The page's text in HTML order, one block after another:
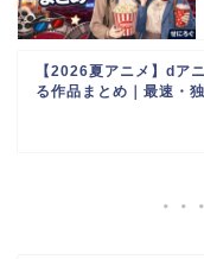
【2026夏アニメ】dア
る作品まとめ｜最速・